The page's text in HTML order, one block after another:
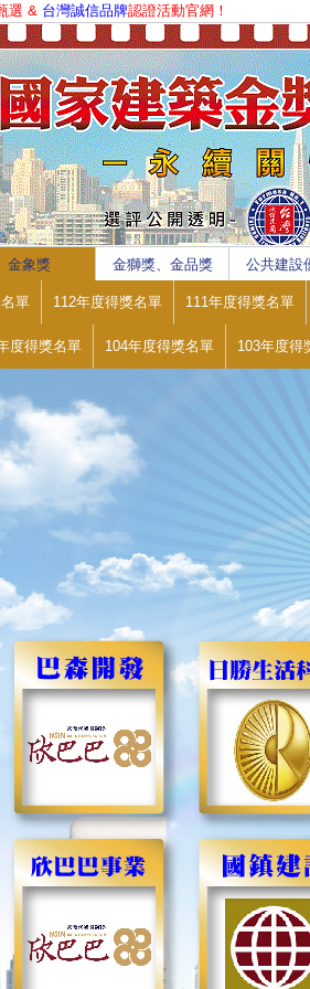
選 & 台灣誠信品牌認證活動官網！
金象獎 金獅獎、金品獎 公共建設
單 112年度得獎名單 111年度得獎名單
度得獎名單 104年度得獎名單 103年度得